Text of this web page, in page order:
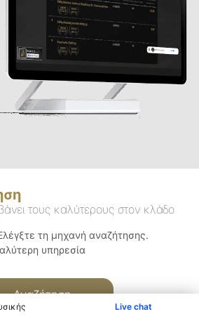
Live chat
τους καλύτερους στον κλάδο
τη μηχανή αναζήτησης.
υπηρεσία
Αναζήτηση